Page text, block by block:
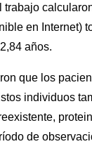
en Internet)
años.
que los
individuos
de